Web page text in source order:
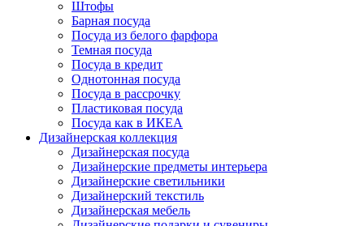
Штофы
Барная посуда
Посуда из белого фарфора
Темная посуда
Посуда в кредит
Однотонная посуда
Посуда в рассрочку
Пластиковая посуда
Посуда как в ИКЕА
Дизайнерская коллекция
Дизайнерская посуда
Дизайнерские предметы интерьера
Дизайнерские светильники
Дизайнерский текстиль
Дизайнерская мебель